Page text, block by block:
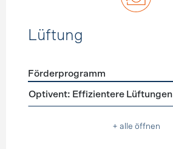
Lüftung
Förderprogramme Lüftung
Förderprogramm
Optivent: Effizientere Lüftungen
+ alle öffnen